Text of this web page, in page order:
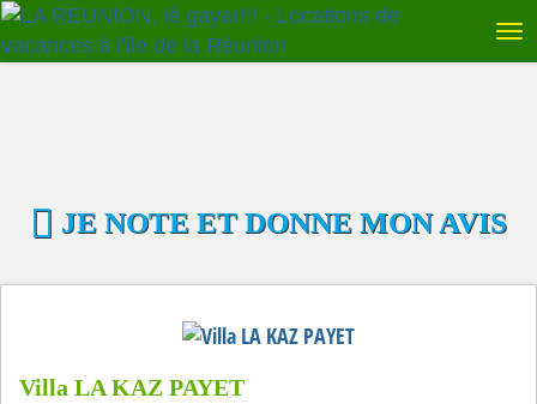
JE NOTE ET DONNE MON AVIS
Villa LA KAZ PAYET